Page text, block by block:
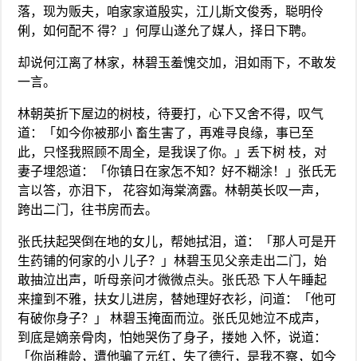
落，现为贩夫，咱家家道殷实，江儿斯文俊秀，聪明伶
俐，如何配不 得？」何厚山遂允了媒人，择日下聘。
却说何江离了林家，林碧玉羞愧交加，泪如雨下，不敢发
一言。
林朝英折下屋边的树枝，待要打，心下又舍不得，叹气
道：「如今你被那小 畜生害了，再难寻良缘，事已至
此，只怪我照顾不周全，是我误了你。」丢下树 枝，对
妻子埋怨道：「你镇日在家怎不知？好不糊涂！」张氏无
言以答，亦泪下， 花容如海棠滴露。林朝英长叹一声，
跨出二门，往书房而去。
张氏扶起哭倒在地的女儿，帮她拭泪，道：「那人可是开
生药铺的何家的小 儿子？」林碧玉见父亲走出二门，始
敢抽泣出声，听母亲问才微微点头。张氏恐 下人午睡起
来撞到不雅，扶女儿进房，替她理好衣衫，问道：「他可
有破你身子？」 林碧玉掩面而泣。张氏见她泣不成声，
到底是嫡亲骨肉，怕她哭伤了身子，搂她 入怀，说道：
「你尚稚龄，遭他骗了元红，失了德行，是我不察，如今